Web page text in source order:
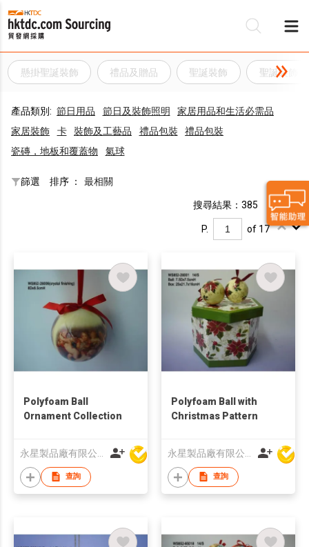
懸掛聖誕裝飾 禮品及贈品 聖誕裝飾 聖誕裝飾
產品類別: 節日用品 節日及裝飾照明
家居用品和生活必需品
家居裝飾
卡 裝飾及工藝品 禮品包裝
禮品包裝
瓷磚，地板和覆蓋物
氣球
篩選 排序 ： 最相關
搜尋結果：385
P. of 17
Polyfoam Ball
Ornament Collection
查詢
Polyfoam Ball with
Christmas Pattern
查詢